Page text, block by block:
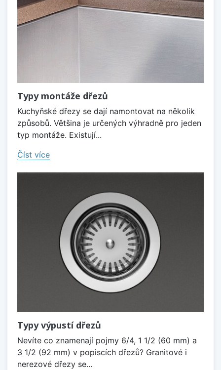
Typy montáže dřezů
Kuchyňské dřezy se dají namontovat na několik
způsobů. Většina je určených výhradně pro jeden
typ montáže. Existují...
Číst více
Typy výpustí dřezů
Nevíte co znamenají pojmy 6/4, 1 1/2 (60 mm) a
3 1/2 (92 mm) v popiscích dřezů? Granitové i
nerezové dřezy se...